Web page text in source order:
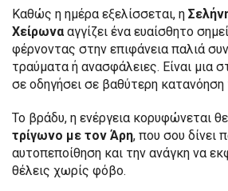
Καθώς η ημέρα εξελίσσεται, η
Χείρωνααγγίζει ένα ευαίσθητο
φέρνοντας στην επιφάνεια παλιά
τραύματα ή ανασφάλειες. Είναι μια
σε οδηγήσει σε βαθύτερη κατανόηση
Το βράδυ, η ενέργεια κορυφώνεται
τρίγωνο με τον Άρη, που σου δίνει
αυτοπεποίθηση και την ανάγκη να
θέλεις χωρίς φόβο.